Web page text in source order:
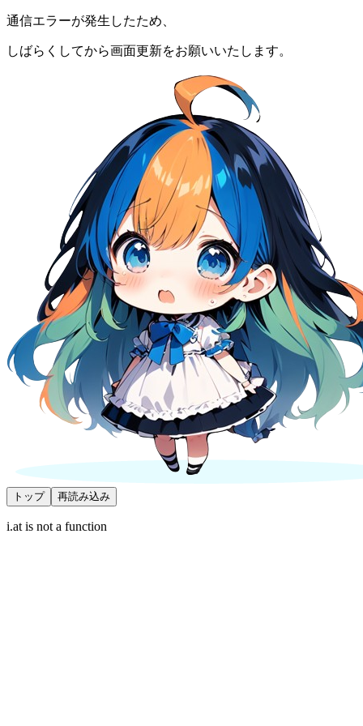
通信エラーが発生したため、
しばらくしてから画面更新をお願いいたします。
トップ 再読み込み
i.at is not a function